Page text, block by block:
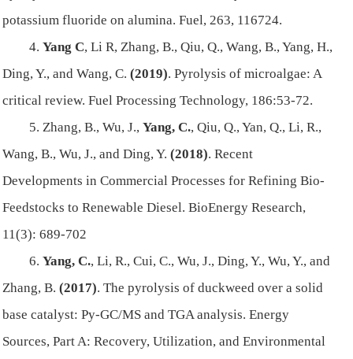
potassium fluoride on alumina. Fuel, 263, 116724.
4.Yang C, Li R, Zhang, B., Qiu, Q., Wang, B., Yang, H.,
Ding, Y., and Wang, C. (2019). Pyrolysis of microalgae: A
critical review. Fuel Processing Technology, 186:53-72.
5. Zhang, B., Wu, J.,Yang, C., Qiu, Q., Yan, Q., Li, R.,
Wang, B., Wu, J., and Ding, Y.(2018). Recent
Developments in Commercial Processes for Refining Bio-
Feedstocks to Renewable Diesel. BioEnergy Research,
11(3): 689-702
6.Yang, C., Li, R., Cui, C., Wu, J., Ding, Y., Wu, Y., and
Zhang, B.(2017). The pyrolysis of duckweed over a solid
base catalyst: Py-GC/MS and TGA analysis. Energy
Sources, Part A: Recovery, Utilization, and Environmental